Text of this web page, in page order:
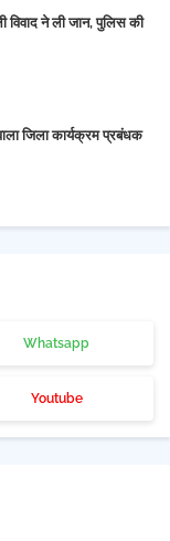
विवाद ने ली जान, पुलिस की
जिला कार्यक्रम प्रबंधक
Whatsapp
Youtube